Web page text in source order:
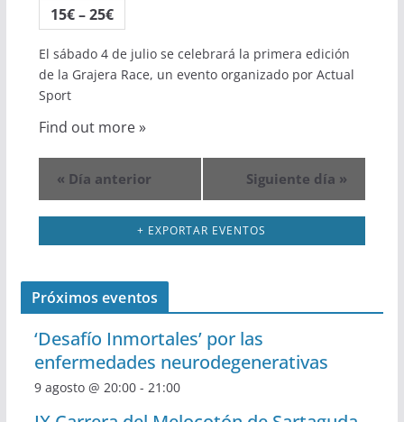
e
b
ú
s
u
e
d
a
y
v
n
d
e
v
i
s
t
a
s
d
e
15€ – 25€
El sábado 4 de julio se celebrará la primera edición
de la Grajera Race, un evento organizado por Actual
Sport
Find out more »
« Día anterior Siguiente día »
+ EXPORTAR EVENTOS
Próximos eventos
‘Desafío Inmortales’ por las
enfermedades neurodegenerativas
9 agosto @ 20:00- 21:00